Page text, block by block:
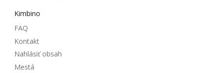
Kimbino
FAQ
Kontakt
Nahlásiť obsah
Mestá